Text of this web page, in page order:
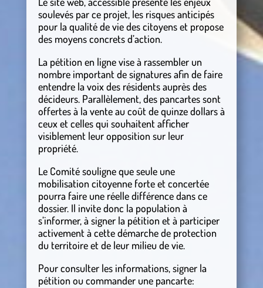
soulevés par ce projet, les risques anticipés
pour la qualité de vie des citoyens et propose
des moyens concrets d’action.
La pétition en ligne vise à rassembler un
nombre important de signatures afin de faire
entendre la voix des résidents auprès des
décideurs. Parallèlement, des pancartes sont
offertes à la vente au coût de quinze dollars à
ceux et celles qui souhaitent afficher
visiblement leur opposition sur leur
propriété.
Le Comité souligne que seule une
mobilisation citoyenne forte et concertée
pourra faire une réelle différence dans ce
dossier. Il invite donc la population à
s’informer, à signer la pétition et à participer
activement à cette démarche de protection
du territoire et de leur milieu de vie.
Pour consulter les informations, signer la
pétition ou commander une pancarte: